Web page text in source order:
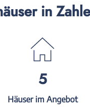
in
5
Häuser im Angebot